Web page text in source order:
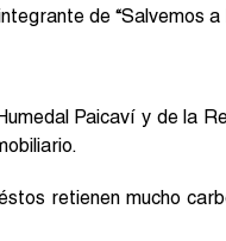
de “Salvemos a
Paicaví y de la
retienen mucho